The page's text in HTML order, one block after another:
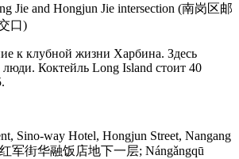
Jie and Hongjun Jie intersection (南岗区邮
口)
к клубной жизни Харбина. Здесь
Коктейль Long Island стоит 40
Sino-way Hotel, Hongjun Street, Nangang
军街华融饭店地下一层; Nángǎngqū